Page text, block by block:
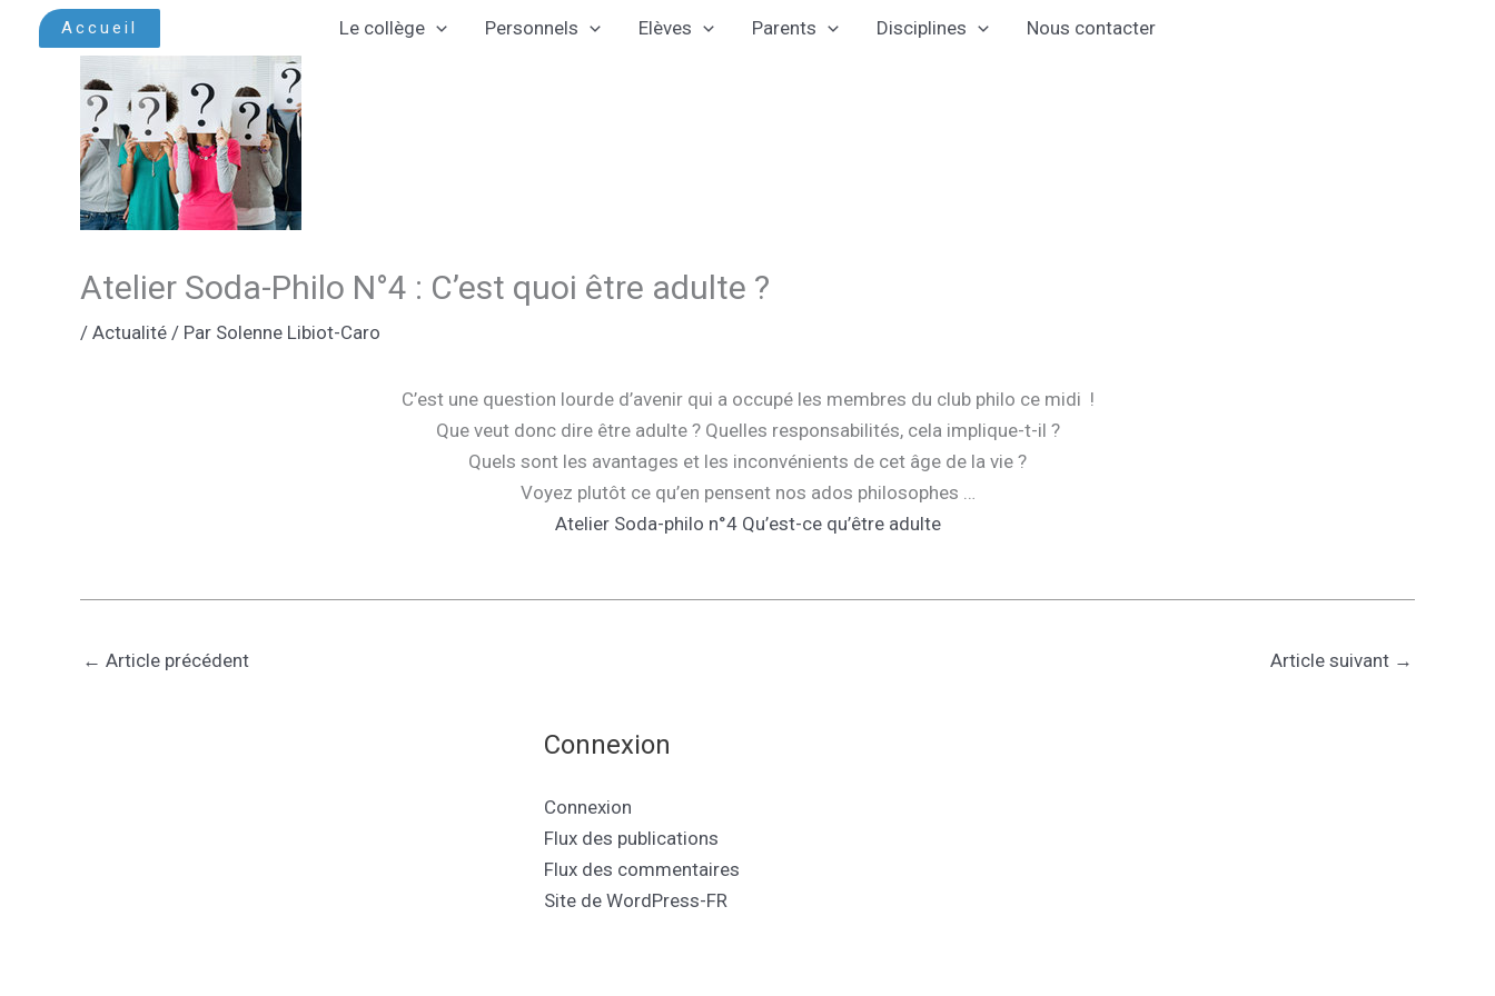
Accueil Le collège Personnels Elèves Parents Disciplines Nous contacter
Atelier Soda-Philo N°4 : C’est quoi être adulte ?
/ Actualité / Par Solenne Libiot-Caro
C’est une question lourde d’avenir qui a occupé les membres du club philo ce midi !
Que veut donc dire être adulte ? Quelles responsabilités, cela implique-t-il ?
Quels sont les avantages et les inconvénients de cet âge de la vie ?
Voyez plutôt ce qu’en pensent nos ados philosophes …
Atelier Soda-philo n°4 Qu’est-ce qu’être adulte
← Article précédent Article suivant →
Connexion
Connexion
Flux des publications
Flux des commentaires
Site de WordPress-FR